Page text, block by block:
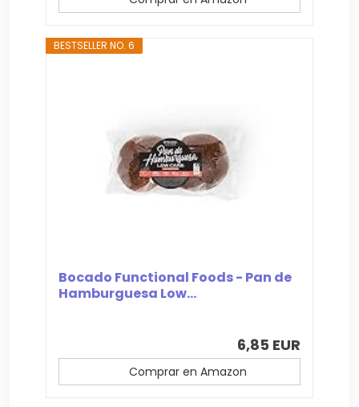
BESTSELLER NO. 6
Bocado Functional Foods - Pan de
Hamburguesa Low...
6,85 EUR
Comprar en Amazon